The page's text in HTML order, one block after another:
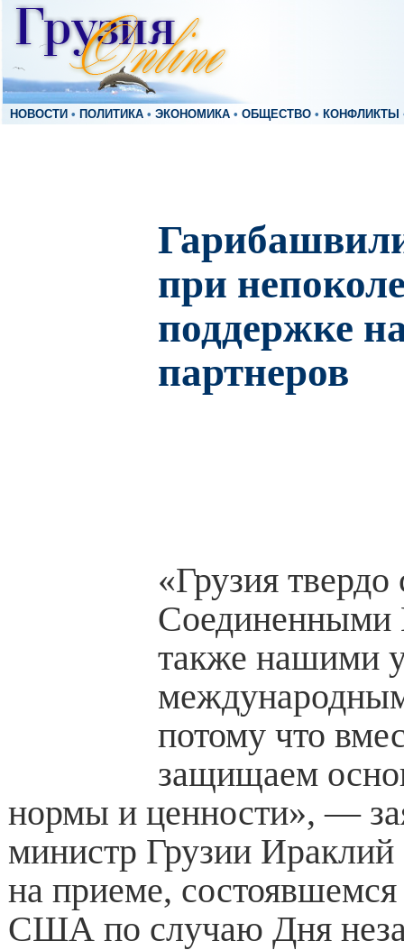
НОВОСТИ • ПОЛИТИКА • ЭКОНОМИКА • ОБЩЕСТВО • КОНФЛИКТЫ
при
поддержке
партнеров
«Грузия
Соединенными
также нашими
потому что
защищаем
нормы и ценности», —
министр Грузии
на приеме, состоявшемся
США по случаю Дня